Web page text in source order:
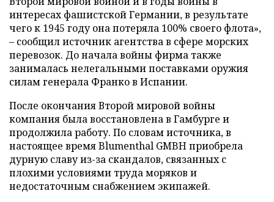
интересах фашистской Германии, в результате
чего к 1945 году она потеряла 100% своего флота»,
– сообщил источник агентства в сфере морских
перевозок. До начала войны фирма также
занималась нелегальными поставками оружия
силам генерала Франко в Испании.
После окончания Второй мировой войны
компания была восстановлена в Гамбурге и
продолжила работу. По словам источника, в
настоящее время Blumenthal GMBH приобрела
дурную славу из-за скандалов, связанных с
плохими условиями труда моряков и
недостаточным снабжением экипажей.